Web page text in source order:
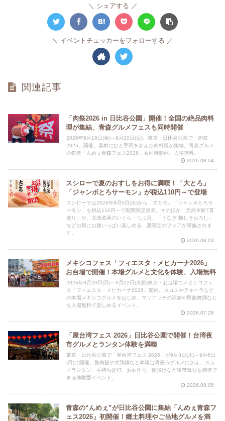
シェアする
イベントチェッカーをフォローする
関連記事
「肉祭2026 in 日比谷公園」開催！全国の絶品肉料
理が集結、青森グルメフェスも同時開催
2026年9月18日(金)～9月20日(日)、東京・日比谷公園で「肉祭
2026」開催。素材にひと手間を加えた肉料理が集結。青森グルメ
の祭典「んめぇ青森フェス2026」も同時開催。入場無料。
2026.08.04
スシローで夏のおすしをお得に満喫！「大とろ」
「ジャンボとろサーモン」が税込110円～で登場
スシローでは2026年8月5日(水)から「大とろ」「ジャンボとろサ
ーモン」を税込110円～で期間限定販売。そのほか「天然本鮪7貫
盛り」や、北海道産のいくら・つぶ貝、「うなぎ 梅しそおろし」
などお得にお腹いっぱい楽しめる、夏限定のフェアが実施されま
す。
2026.08.03
メキシコフェス「フィエスタ・メヒカーナ2026」
お台場で開催！本場グルメと文化を体験、入場無料
2026年9月20日(日)～9月22日(火祝)東京・お台場でメキシコフェ
ス「フィエスタ・メヒカーナ2026」開催。タコスやテキーラなど
の本場メキシコグルメをはじめ、マリアッチの演奏や民族舞踊など
を入場無料で楽しめるイベント。
2026.07.28
「屋台湾フェス 2026」日比谷公園で開催！台湾夜
市グルメとランタン体験を満喫
東京・日比谷公園で「屋台湾フェス 2026」が9月3日(木)～9月6日
(日)に開催。魯肉飯や大鶏排など本場台湾夜市グルメに加え、スカ
イランタン、手持ち提灯、お面作り、輪投げなど夜市気分を満喫で
きる体験型イベント。
2026.08.05
青森の“んめぇ”が日比谷公園に集結「んめぇ青森フ
ェス2026」初開催！郷土料理やご当地グルメを満